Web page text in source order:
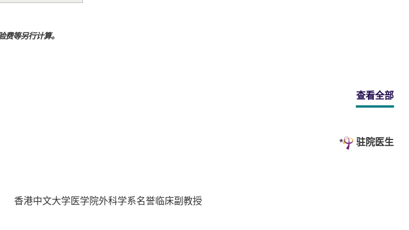
费等另行计算。
查看全部
驻院医生
香港中文大学医学院外科学系名誉临床副教授